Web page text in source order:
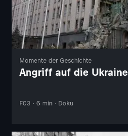
Momente der Geschichte
Angriff auf die Ukraine
F03 · 6 min · Doku